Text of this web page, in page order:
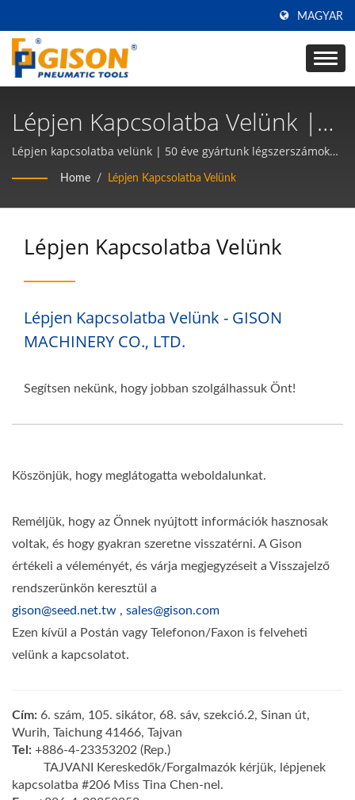
MAGYAR
Lépjen Kapcsolatba Velünk |
50 Éve Gyártunk
Légszerszámokat És
Pneumatikus
Kéziszerszámokat TAIWAN-On
| Gison
Lépjen kapcsolatba velünk | 50 éve gyártunk légszerszámokat
és pneumatikus kéziszerszámokat TAIWAN-on | Gison
Home / Lépjen Kapcsolatba Velünk
Lépjen Kapcsolatba Velünk
Lépjen Kapcsolatba Velünk - GISON
MACHINERY CO., LTD.
Segítsen nekünk, hogy jobban szolgálhassuk Önt!
Köszönjük, hogy meglátogatta weboldalunkat.
Reméljük, hogy az Önnek nyújtott információk hasznosak
voltak, és hogy gyakran szeretne visszatérni. A Gison
értékeli a véleményét, és várja megjegyzéseit a Visszajelző
rendszerünkön keresztül a
gison@seed.net.tw , sales@gison.com
Ezen kívül a Postán vagy Telefonon/Faxon is felveheti
velünk a kapcsolatot.
Cím: 6. szám, 105. sikátor, 68. sáv, szekció.2, Sinan út,
Wurih, Taichung 41466, Tajvan
Tel: +886-4-23353202 (Rep.)
TAJVANI Kereskedők/Forgalmazók kérjük, lépjenek
kapcsolatba #206 Miss Tina Chen-nel.